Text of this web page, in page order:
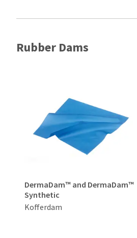
Rubber Dams
DermaDam™ and DermaDam™
Synthetic
Kofferdam